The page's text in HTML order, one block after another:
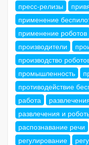
пресс-релизы
применение
применение роботов
производители
производство
промышленность
противодействие
работа
развлечения и
распознавание речи
регулирование